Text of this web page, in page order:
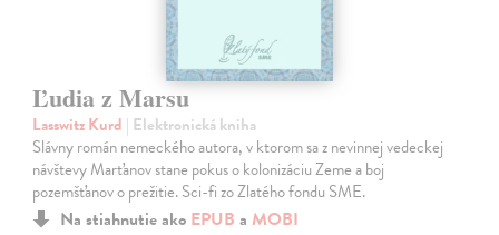
Ľudia z Marsu
Lasswitz Kurd | Elektronická kniha
Slávny román nemeckého autora, v ktorom sa z nevinnej vedeckej
návštevy Marťanov stane pokus o kolonizáciu Zeme a boj
pozemšťanov o prežitie. Sci-fi zo Zlatého fondu SME.
Na stiahnutie ako EPUB a MOBI